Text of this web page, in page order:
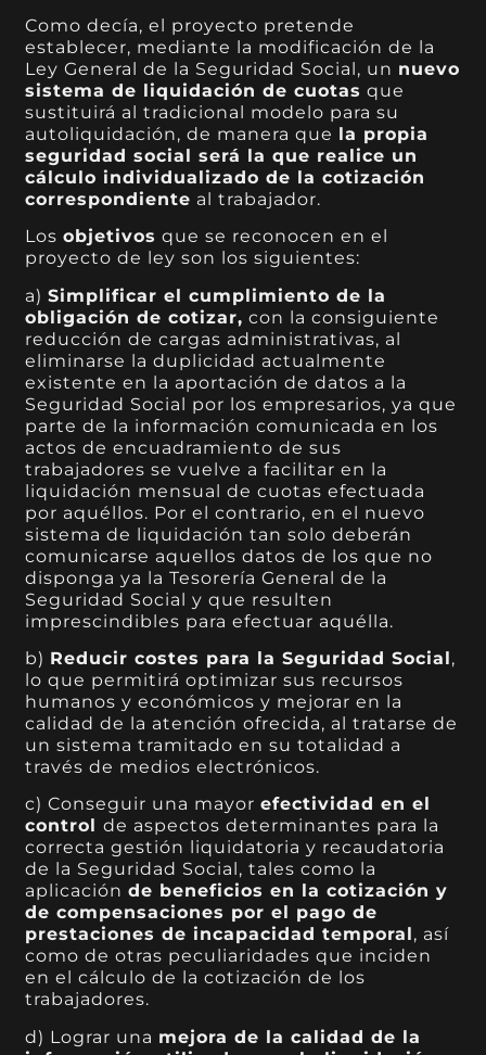
Como decía, el proyecto pretende
establecer, mediante la modificación de la
Ley General de la Seguridad Social, un nuevo
sistema de liquidación de cuotas que
sustituirá al tradicional modelo para su
autoliquidación, de manera que la propia
seguridad social será la que realice un
cálculo individualizado de la cotización
correspondiente al trabajador.
Losobjetivos que se reconocen en el
proyecto de ley son los siguientes:
a)Simplificar el cumplimiento de la
obligación de cotizar, con la consiguiente
reducción de cargas administrativas, al
eliminarse la duplicidad actualmente
existente en la aportación de datos a la
Seguridad Social por los empresarios, ya que
parte de la información comunicada en los
actos de encuadramiento de sus
trabajadores se vuelve a facilitar en la
liquidación mensual de cuotas efectuada
por aquéllos. Por el contrario, en el nuevo
sistema de liquidación tan solo deberán
comunicarse aquellos datos de los que no
disponga ya la Tesorería General de la
Seguridad Social y que resulten
imprescindibles para efectuar aquélla.
b) Reducir costes para la Seguridad Social,
lo que permitirá optimizar sus recursos
humanos y económicos y mejorar en la
calidad de la atención ofrecida, al tratarse de
un sistema tramitado en su totalidad a
través de medios electrónicos.
c) Conseguir una mayorefectividad en el
controlde aspectos determinantes para la
correcta gestión liquidatoria y recaudatoria
de la Seguridad Social, tales como la
aplicaciónde beneficios en la cotización y
de compensaciones por el pago de
prestaciones de incapacidad temporal , así
como de otras peculiaridades que inciden
en el cálculo de la cotización de los
trabajadores.
d) Lograr una mejora de la calidad de la